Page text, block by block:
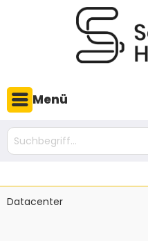
Menü
Datacenter